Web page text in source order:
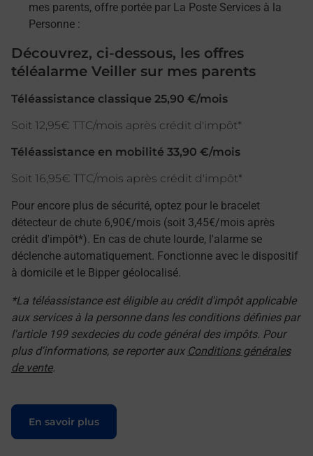
mes parents, offre portée par La Poste Services à la
Personne :
Découvrez, ci-dessous, les offres
téléalarme Veiller sur mes parents
Téléassistance classique 25,90 €/mois
Soit 12,95€ TTC/mois après crédit d'impôt*
Téléassistance en mobilité 33,90 €/mois
Soit 16,95€ TTC/mois après crédit d'impôt*
Pour encore plus de sécurité, optez pour le bracelet
détecteur de chute 6,90€/mois (soit 3,45€/mois après
crédit d'impôt*). En cas de chute lourde, l'alarme se
déclenche automatiquement. Fonctionne avec le dispositif
à domicile et le Bipper géolocalisé.
*La téléassistance est éligible au crédit d'impôt applicable
aux services à la personne dans les conditions définies par
l'article 199 sexdecies du code général des impôts. Pour
plus d'informations, se reporter aux Conditions générales
de vente.
En savoir plus
Le lien s'ouvre dans un nouvel onglet